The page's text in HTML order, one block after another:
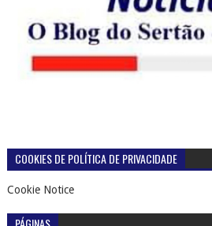
COOKIES DE POLÍTICA DE PRIVACIDADE
Cookie Notice